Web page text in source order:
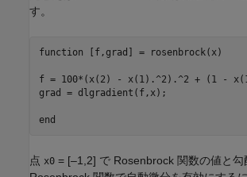
す。
function [f,grad] = rosenbrock(x)
f = 100*(x(2) - x(1).^2).^2 + (1 -
grad = dlgradient(f,x);
end
点 x0 = [–1,2] で Rosenbrock 関数の値と勾